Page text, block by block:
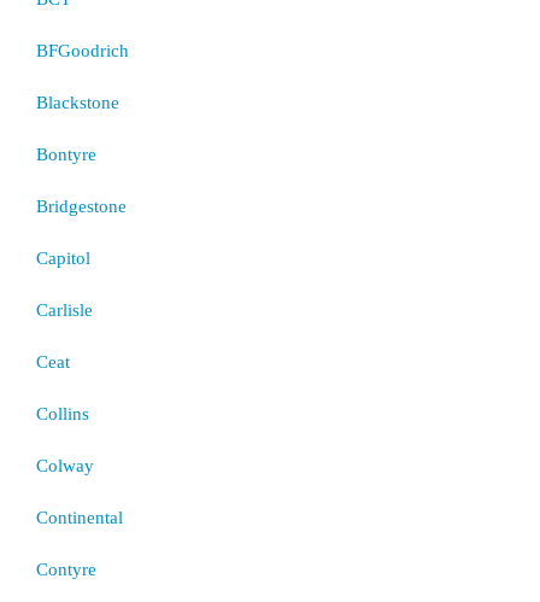
BFGoodrich
Blackstone
Bontyre
Bridgestone
Capitol
Carlisle
Ceat
Collins
Colway
Continental
Contyre